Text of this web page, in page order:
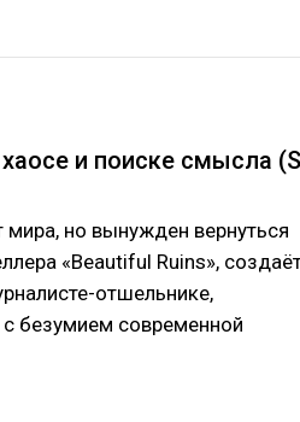
и поиске смысла
но вынужден вернуться
«Beautiful Ruins»,
отшельнике,
с безумием современной